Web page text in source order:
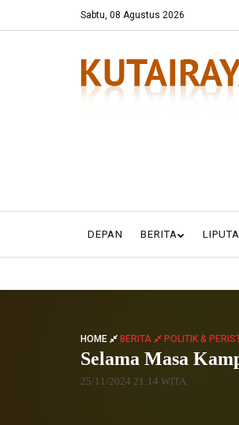
Sabtu, 08 Agustus 2026
DEPAN BERITA
HOME BERITA POLITIK &
Selama Masa
25/11/2024 21:14 WITA